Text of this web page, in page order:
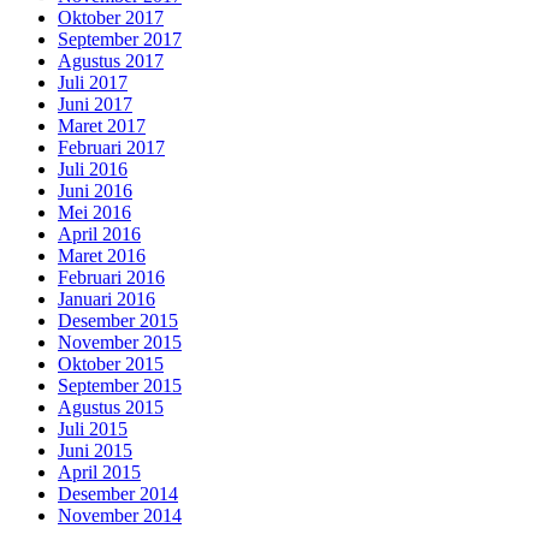
Oktober 2017
September 2017
Agustus 2017
Juli 2017
Juni 2017
Maret 2017
Februari 2017
Juli 2016
Juni 2016
Mei 2016
April 2016
Maret 2016
Februari 2016
Januari 2016
Desember 2015
November 2015
Oktober 2015
September 2015
Agustus 2015
Juli 2015
Juni 2015
April 2015
Desember 2014
November 2014